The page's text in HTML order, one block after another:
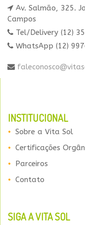
Av. Salmão, 325.
Campos
Tel/Delivery (12)
WhatsApp (12)
INSTITUCIONAL
Sobre a Vita Sol
Certificações
Parceiros
Contato
SIGA A VITA SOL